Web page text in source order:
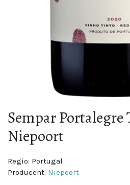
Sempar
Niepoort
Regio: Portugal
Producent: Niepoort